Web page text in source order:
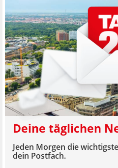
Deine täglichen
Jeden Morgen die
dein Postfach.